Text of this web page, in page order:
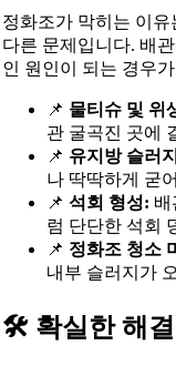
정화조가 막히는 이유
다른 문제입니다. 배
인 원인이 되는 경우
📌 물티슈 및 위
관 굴곡진 곳에
📌 유지방 슬러
나 딱딱하게 굳
📌 석회 형성: 배
럼 단단한 석회
📌 정화조 청소
내부 슬러지가
🛠️ 확실한 해